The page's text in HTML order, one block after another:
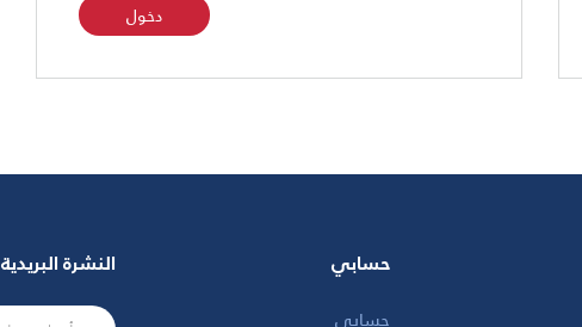
حسابي
حسابي
النشرة البريدية